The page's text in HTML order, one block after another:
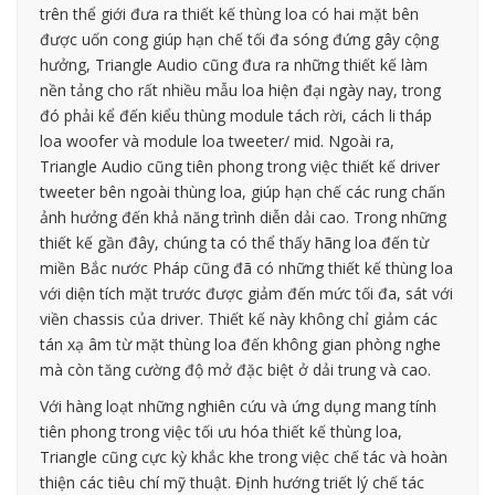
trên thể giới đưa ra thiết kế thùng loa có hai mặt bên
được uốn cong giúp hạn chế tối đa sóng đứng gây cộng
hưởng, Triangle Audio cũng đưa ra những thiết kế làm
nền tảng cho rất nhiều mẫu loa hiện đại ngày nay, trong
đó phải kể đến kiểu thùng module tách rời, cách li tháp
loa woofer và module loa tweeter/ mid. Ngoài ra,
Triangle Audio cũng tiên phong trong việc thiết kế driver
tweeter bên ngoài thùng loa, giúp hạn chế các rung chấn
ảnh hưởng đến khả năng trình diễn dải cao. Trong những
thiết kế gần đây, chúng ta có thể thấy hãng loa đến từ
miền Bắc nước Pháp cũng đã có những thiết kế thùng loa
với diện tích mặt trước được giảm đến mức tối đa, sát với
viền chassis của driver. Thiết kế này không chỉ giảm các
tán xạ âm từ mặt thùng loa đến không gian phòng nghe
mà còn tăng cường độ mở đặc biệt ở dải trung và cao.
Với hàng loạt những nghiên cứu và ứng dụng mang tính
tiên phong trong việc tối ưu hóa thiết kế thùng loa,
Triangle cũng cực kỳ khắc khe trong việc chế tác và hoàn
thiện các tiêu chí mỹ thuật. Định hướng triết lý chế tác